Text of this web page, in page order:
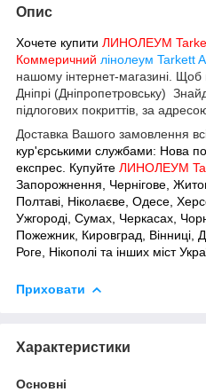
Опис
Хочете купити ЛИНОЛЕУМ
Коммеричний лінолеум Tarkett
нашому інтернет-магазині. Щоб
Дніпрі (Дніпропетровську)
підлогових покриттів, за
Доставка Вашого замовлення
кур'єрськими службами: Нова
експрес. Купуйте ЛИНОЛЕУМ
Запорожнення, Чернігове,
Полтаві, Ніколаєве, Одесе,
Ужгороді, Сумах, Черкасах,
Пожежник, Кировград, Вінниці,
Роге, Нікополі та інших міст
Приховати
Характеристики
Основні